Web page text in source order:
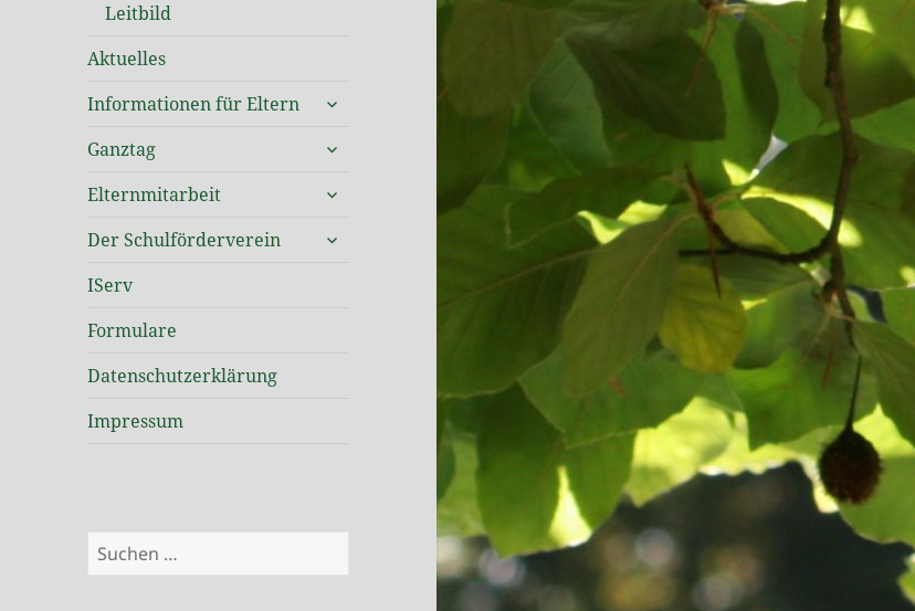
Leitbild
Aktuelles
Informationen für Eltern
untermenü
Ganztag
untermenü
Elternmitarbeit
untermenü
Der Schulförderverein
untermenü
IServ
Formulare
Datenschutzerklärung
Impressum
Suchen
nach: